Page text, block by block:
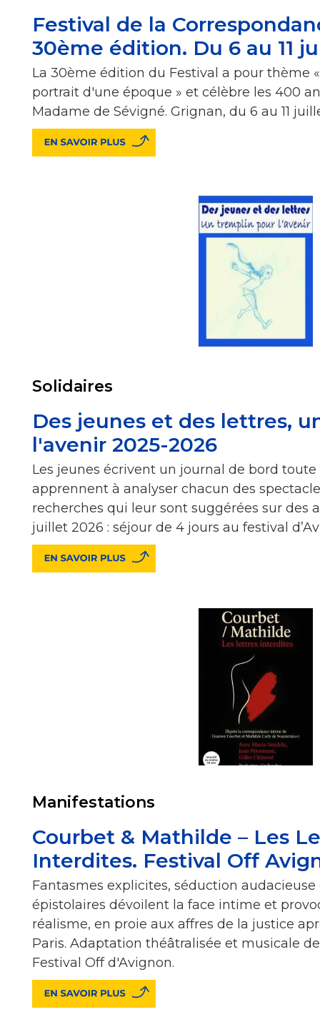
Festival de la
30ème édition. Du 6 au 11
La 30ème édition du Festival a pour thème
portrait d'une époque » et célèbre les 400
Madame de Sévigné. Grignan, du 6 au 11
Solidaires
Des jeunes et des lettres,
l'avenir 2025-2026
Les jeunes écrivent un journal de bord toute
apprennent à analyser chacun des
recherches qui leur sont suggérées sur des
juillet 2026 : séjour de 4 jours au festival
Manifestations
Courbet & Mathilde – Les
Interdites. Festival Off
Fantasmes explicites, séduction
épistolaires dévoilent la face intime et
réalisme, en proie aux affres de la justice
Paris. Adaptation théâtralisée et musicale
Festival Off d'Avignon.